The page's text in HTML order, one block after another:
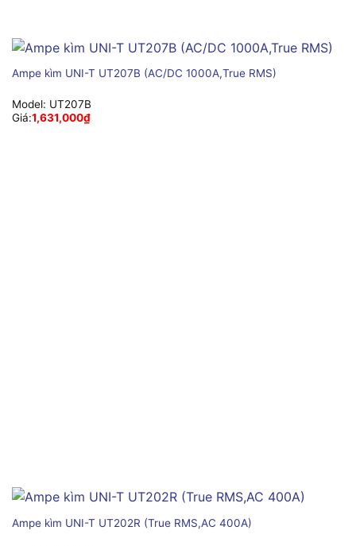
Ampe kìm UNI-T UT207B (AC/DC 1000A,True RMS)
Model: UT207B
Giá:1,631,000₫
Ampe kìm UNI-T UT202R (True RMS,AC 400A)